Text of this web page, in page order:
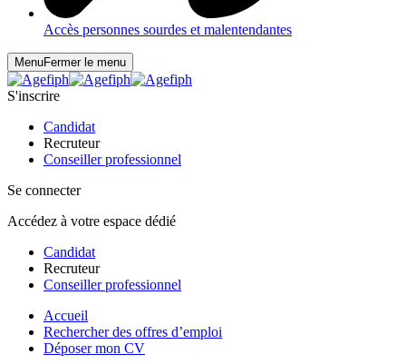
Accès personnes sourdes et malentendantes
MenuFermer le menu
S'inscrire
Candidat
Recruteur
Conseiller professionnel
Se connecter
Accédez à votre espace dédié
Candidat
Recruteur
Conseiller professionnel
Accueil
Rechercher des offres d’emploi
Déposer mon CV